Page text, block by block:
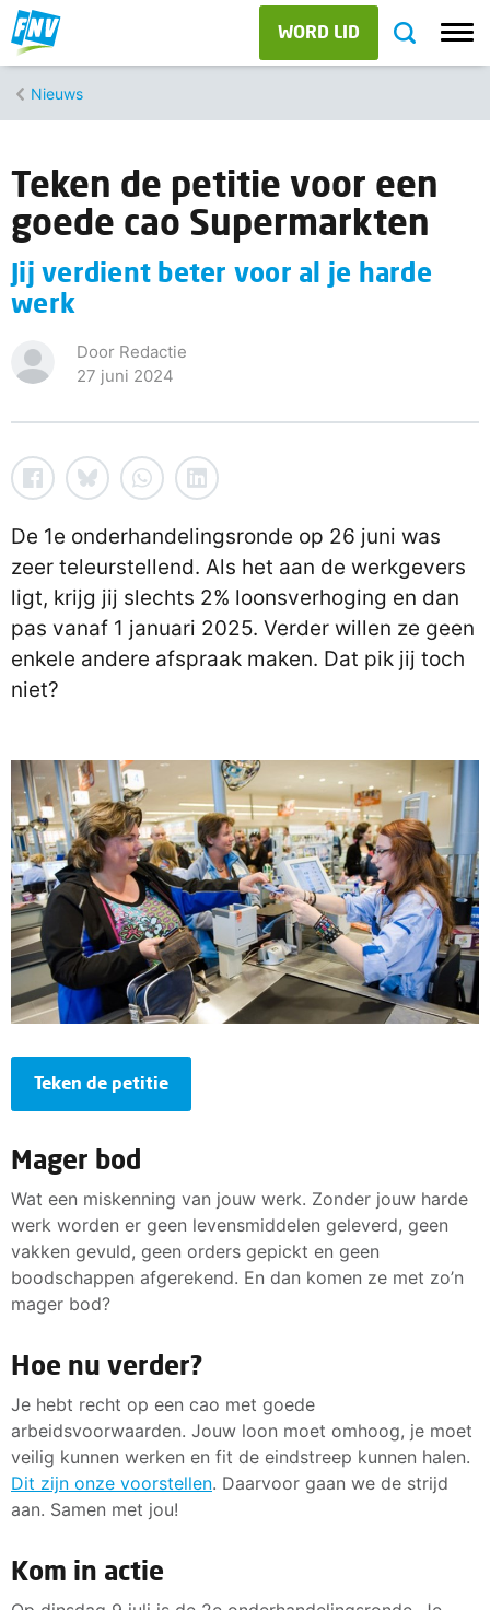
WORD LID
Nieuws
Teken de petitie voor een
goede cao Supermarkten
Jij verdient beter voor al je harde
werk
Door Redactie
27 juni 2024
De 1e onderhandelingsronde op 26 juni was
zeer teleurstellend. Als het aan de werkgevers
ligt, krijg jij slechts 2% loonsverhoging en dan
pas vanaf 1 januari 2025. Verder willen ze geen
enkele andere afspraak maken. Dat pik jij toch
niet?
Teken de petitie
Mager bod
Wat een miskenning van jouw werk. Zonder jouw harde
werk worden er geen levensmiddelen geleverd, geen
vakken gevuld, geen orders gepickt en geen
boodschappen afgerekend. En dan komen ze met zo’n
mager bod?
Hoe nu verder?
Je hebt recht op een cao met goede
arbeidsvoorwaarden. Jouw loon moet omhoog, je moet
veilig kunnen werken en fit de eindstreep kunnen halen.
Dit zijn onze voorstellen. Daarvoor gaan we de strijd
aan. Samen met jou!
Kom in actie